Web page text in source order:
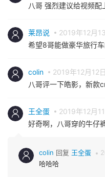
八哥 强烈建议给视频配
莱昂说
2019年12月
希望8哥能做豪华旅行
colin
2019年12月12
八哥评一下皓影，新款
王全蛋
2019年12月
好奇啊，八哥穿的牛仔
colin 回复 王全蛋
哈哈哈